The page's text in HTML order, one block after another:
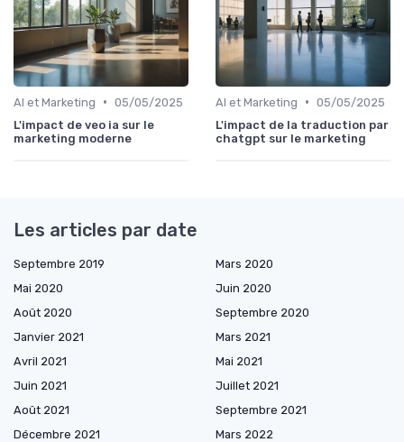
AI et Marketing • 05/05/2025
L'impact de veo ia sur le
marketing moderne
AI et Marketing • 05/05/2025
L'impact de la traduction par
chatgpt sur le marketing
Les articles par date
Septembre 2019
Mars 2020
Mai 2020
Juin 2020
Août 2020
Septembre 2020
Janvier 2021
Mars 2021
Avril 2021
Mai 2021
Juin 2021
Juillet 2021
Août 2021
Septembre 2021
Décembre 2021
Mars 2022